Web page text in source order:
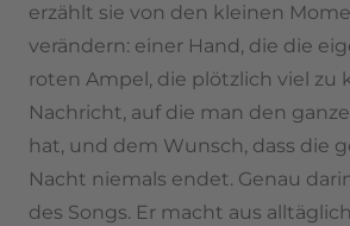
erzählt sie von den kleinen
verändern: einer Hand, die die
roten Ampel, die plötzlich viel zu
Nachricht, auf die man den
hat, und dem Wunsch, dass die
Nacht niemals endet. Genau
des Songs. Er macht aus